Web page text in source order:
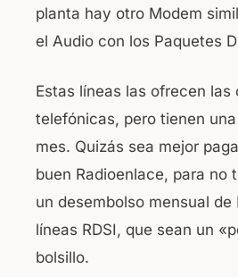
planta hay otro Modem
el Audio con los Paquetes
Estas líneas las ofrecen las
telefónicas, pero tienen
mes. Quizás sea mejor
buen Radioenlace, para no
un desembolso mensual de
líneas RDSI, que sean un
bolsillo.